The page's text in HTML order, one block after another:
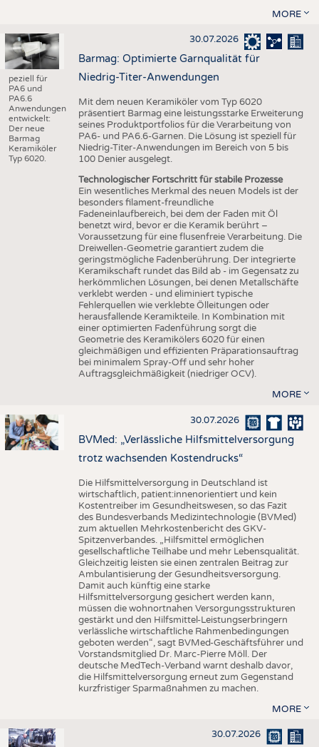
MORE
peziell für
PA6 und
PA6.6
Anwendungen
entwickelt:
Der neue
Barmag
Keramiköler
Typ 6020.
30.07.2026
Barmag: Optimierte Garnqualität für
Niedrig-Titer-Anwendungen
Mit dem neuen Keramiköler vom Typ 6020
präsentiert Barmag eine leistungsstarke Erweiterung
seines Produktportfolios für die Verarbeitung von
PA6- und PA6.6-Garnen. Die Lösung ist speziell für
Niedrig-Titer-Anwendungen im Bereich von 5 bis
100 Denier ausgelegt.
Technologischer Fortschritt für stabile Prozesse
Ein wesentliches Merkmal des neuen Models ist der
besonders filament-freundliche
Fadeneinlaufbereich, bei dem der Faden mit Öl
benetzt wird, bevor er die Keramik berührt –
Voraussetzung für eine flusenfreie Verarbeitung. Die
Dreiwellen-Geometrie garantiert zudem die
geringstmögliche Fadenberührung. Der integrierte
Keramikschaft rundet das Bild ab - im Gegensatz zu
herkömmlichen Lösungen, bei denen Metallschäfte
verklebt werden - und eliminiert typische
Fehlerquellen wie verklebte Ölleitungen oder
herausfallende Keramikteile. In Kombination mit
einer optimierten Fadenführung sorgt die
Geometrie des Keramikölers 6020 für einen
gleichmäßigen und effizienten Präparationsauftrag
bei minimalem Spray-Off und sehr hoher
Auftragsgleichmäßigkeit (niedriger OCV).
MORE
30.07.2026
BVMed: „Verlässliche Hilfsmittelversorgung
trotz wachsenden Kostendrucks“
Die Hilfsmittelversorgung in Deutschland ist
wirtschaftlich, patient:innenorientiert und kein
Kostentreiber im Gesundheitswesen, so das Fazit
des Bundesverbands Medizintechnologie (BVMed)
zum aktuellen Mehrkostenbericht des GKV-
Spitzenverbandes. „Hilfsmittel ermöglichen
gesellschaftliche Teilhabe und mehr Lebensqualität.
Gleichzeitig leisten sie einen zentralen Beitrag zur
Ambulantisierung der Gesundheitsversorgung.
Damit auch künftig eine starke
Hilfsmittelversorgung gesichert werden kann,
müssen die wohnortnahen Versorgungsstrukturen
gestärkt und den Hilfsmittel-Leistungserbringern
verlässliche wirtschaftliche Rahmenbedingungen
geboten werden“, sagt BVMed-Geschäftsführer und
Vorstandsmitglied Dr. Marc-Pierre Möll. Der
deutsche MedTech-Verband warnt deshalb davor,
die Hilfsmittelversorgung erneut zum Gegenstand
kurzfristiger Sparmaßnahmen zu machen.
MORE
30.07.2026